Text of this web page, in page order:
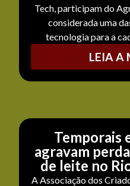
Tech, participam do
considerada uma
tecnologia para a
LEIA A
Temporais
agravam
de leite no
A Associação dos